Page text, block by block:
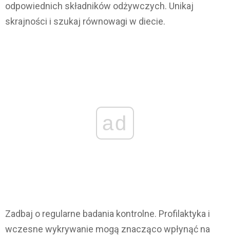
odpowiednich składników odżywczych. Unikaj
skrajności i szukaj równowagi w diecie.
ad
Zadbaj o regularne badania kontrolne. Profilaktyka i
wczesne wykrywanie mogą znacząco wpłynąć na